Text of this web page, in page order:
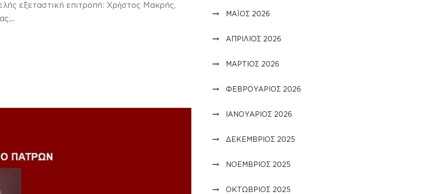
εξεταστική επιτροπή: Χρἠστος Μακρής,
ΜΆΙΟΣ 2026
ΑΠΡΊΛΙΟΣ 2026
ΜΆΡΤΙΟΣ 2026
ΦΕΒΡΟΥΆΡΙΟΣ 2026
ΙΑΝΟΥΆΡΙΟΣ 2026
ΔΕΚΈΜΒΡΙΟΣ 2025
ΝΟΈΜΒΡΙΟΣ 2025
ΟΚΤΏΒΡΙΟΣ 2025